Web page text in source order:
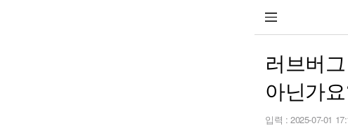
러브버
아닌가
입력 : 2025-07-01